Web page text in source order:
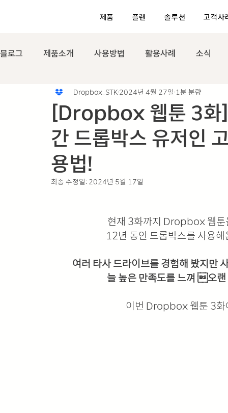
제품 플랜 솔루션 고객사
블로그 제품소개 사용방법 활용사례 소식
[Dropbox 웹툰 3화]
간 드롭박스 유저인
용법!
Dropbox_STK 2024년 4월 27일 1분 분량
최종 수정일: 2024년 5월 17일
현재 3화까지 Dropbox 웹툰
12년 동안 드롭박스를 사용
여러 타사 드라이브를 경험해 봤지만
늘 높은 만족도를 느껴 오
이번 Dropbox 웹툰 3화